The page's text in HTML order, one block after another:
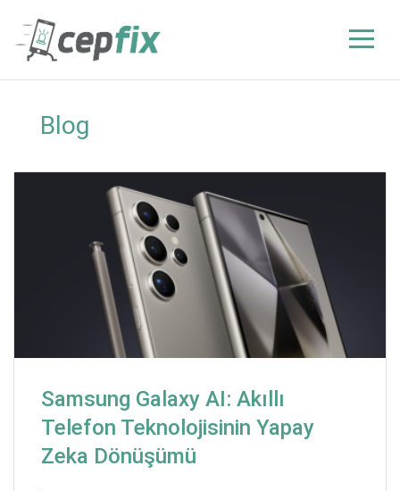
Blog
Samsung Galaxy AI: Akıllı
Telefon Teknolojisinin Yapay
Zeka Dönüşümü